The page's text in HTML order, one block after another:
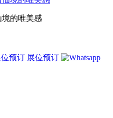
的唯美感
展位预订